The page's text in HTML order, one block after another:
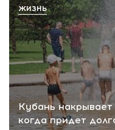
Кубань
когда придет
ЖИЗНЬ